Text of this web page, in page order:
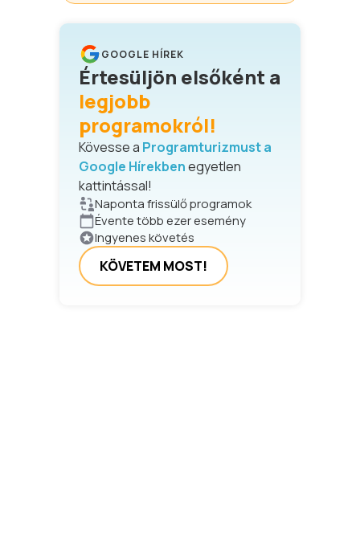
GOOGLE HÍREK
Értesüljön elsőként a
legjobb
programokról!
Kövesse a Programturizmust a
Google Hírekbenegyetlen
kattintással!
Naponta frissülő programok
Évente több ezer esemény
Ingyenes követés
KÖVETEM MOST!